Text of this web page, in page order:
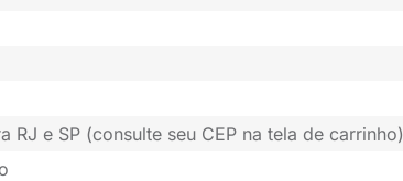
RJ e SP (consulte seu CEP na tela de carrinho)